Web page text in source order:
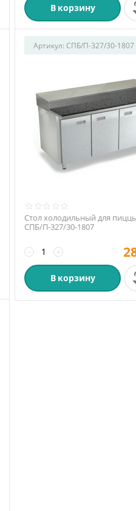
В корзину
Артикул: СПБ/П-327/30-1807
Стол холодильный для
СПБ/П-327/30-1807
+
−
В корзину